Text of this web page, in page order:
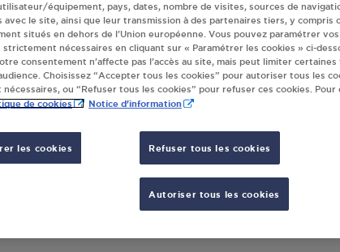
45
ACHENHEIM
S'Y RENDRE
équipement, pays, dates, nombre de visites, sources de
avec le site, ainsi que leur transmission à des partenaires tiers, y compris
situés en dehors de l’Union européenne. Vous pouvez paramétrer vos
strictement nécessaires en cliquant sur « Paramétrer les cookies » ci-
consentement n’affecte pas l’accès au site, mais peut limiter
Choisissez “Accepter tous les cookies” pour autoriser tous les
ou “Refuser tous les cookies” pour refuser ces cookies. Pour
de cookies Notice d'information
les cookies Refuser tous les cookies
Autoriser tous les cookies